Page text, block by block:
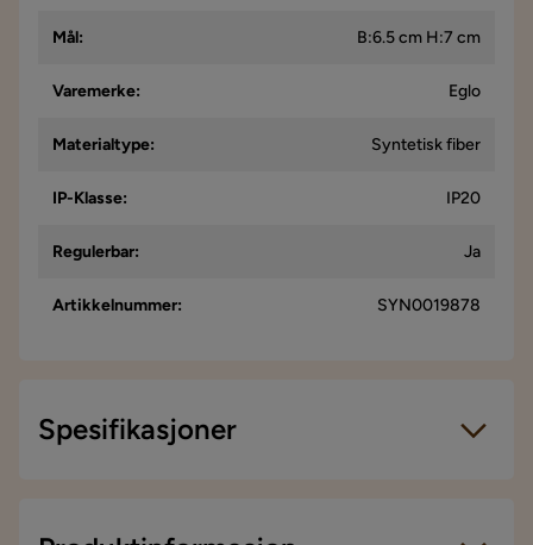
Mål: B:6.5 cm H:7 cm
Varemerke: Eglo
Materialtype: Syntetisk fiber
IP-Klasse: IP20
Regulerbar: Ja
Artikkelnummer: SYN0019878
Spesifikasjoner
Størrelse